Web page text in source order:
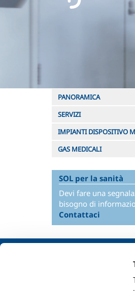
PANORAMICA
SERVIZI
IMPIANTI DISPOSITIVO
GAS MEDICALI
SOL per la sanità
Devi fare una
bisogno di
Contattaci